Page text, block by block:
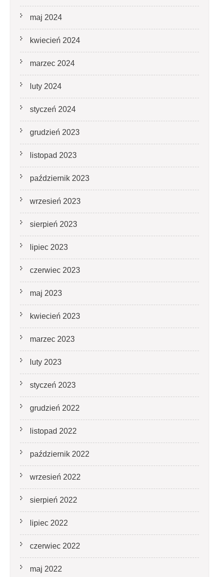
maj 2024
kwiecień 2024
marzec 2024
luty 2024
styczeń 2024
grudzień 2023
listopad 2023
październik 2023
wrzesień 2023
sierpień 2023
lipiec 2023
czerwiec 2023
maj 2023
kwiecień 2023
marzec 2023
luty 2023
styczeń 2023
grudzień 2022
listopad 2022
październik 2022
wrzesień 2022
sierpień 2022
lipiec 2022
czerwiec 2022
maj 2022